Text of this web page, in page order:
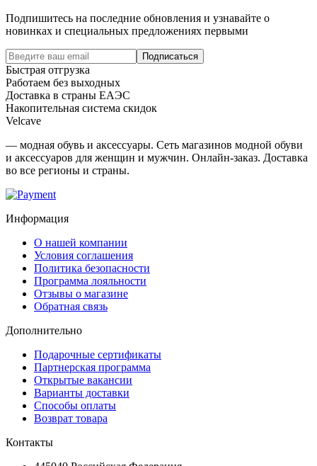
Подпишитесь на последние обновления и узнавайте о
новинках и специальных предложениях первыми
Подписаться
Быстрая отгрузка
Работаем без выходных
Доставка в страны ЕАЭС
Накопительная система скидок
Velcave
— модная обувь и аксессуары. Сеть магазинов модной обуви
и аксессуаров для женщин и мужчин. Онлайн-заказ. Доставка
во все регионы и страны.
Информация
О нашей компании
Условия соглашения
Политика безопасности
Программа лояльности
Отзывы о магазине
Обратная связь
Дополнительно
Подарочные сертификаты
Партнерская программа
Открытые вакансии
Варианты доставки
Способы оплаты
Возврат товара
Контакты